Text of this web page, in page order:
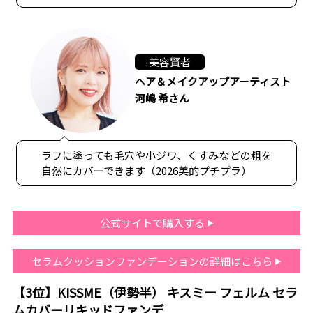
美容賢者
ヘア＆メイクアップアーティスト
河嶋 希さん
ラフに塗っても毛穴や小ジワ、くすみなどの粗を
自然にカバーできます（2026美的プチプラ）
公式サイトで購入する
セラムクッションファンデーションの詳細はこちら
【3位】KISSME（伊勢半） キスミー フェルム セラ
ムカバーリキッドファンデ